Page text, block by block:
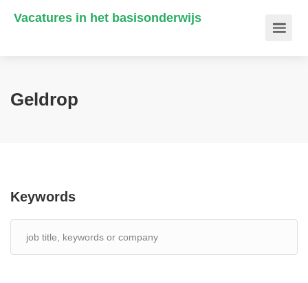
Vacatures in het basisonderwijs
Geldrop
Keywords